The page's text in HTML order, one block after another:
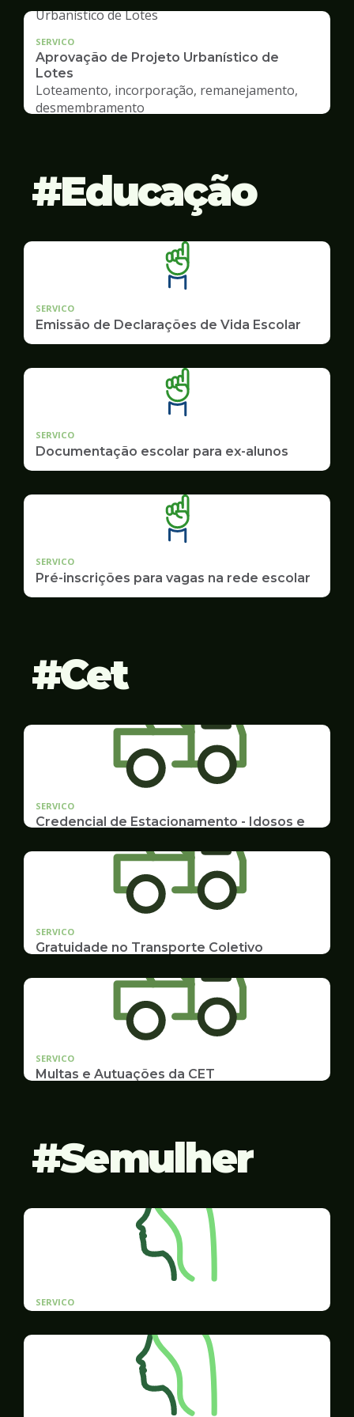
SERVICO
Aprovação de Projeto Urbanístico de
Lotes
Loteamento, incorporação, remanejamento,
desmembramento
Educação
SERVICO
Emissão de Declarações de Vida Escolar
SERVICO
Documentação escolar para ex-alunos
SERVICO
Pré-inscrições para vagas na rede escolar
Cet
SERVICO
Credencial de Estacionamento - Idosos e
Cadastramento e Renovação
SERVICO
Gratuidade no Transporte Coletivo
Estudantes
SERVICO
Multas e Autuações da CET
Semulher
SERVICO
mulheres vítimas de violência